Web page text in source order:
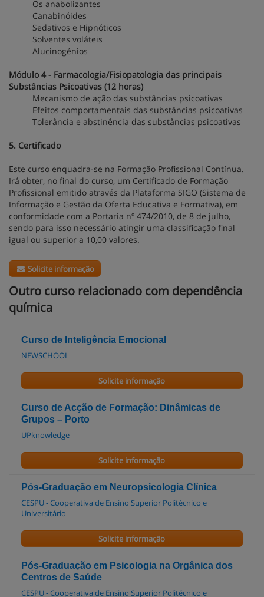
Os anabolizantes
Canabinóides
Sedativos e Hipnóticos
Solventes voláteis
Alucinogénios
Módulo 4 - Farmacologia/Fisiopatologia das principais
Substâncias Psicoativas (12 horas)
Mecanismo de ação das substâncias psicoativas
Efeitos comportamentais das substâncias psicoativas
Tolerância e abstinência das substâncias psicoativas
5. Certificado
Este curso enquadra-se na Formação Profissional Contínua.
Irá obter, no final do curso, um Certificado de Formação
Profissional emitido através da Plataforma SIGO (Sistema de
Informação e Gestão da Oferta Educativa e Formativa), em
conformidade com a Portaria nº 474/2010, de 8 de julho,
sendo para isso necessário atingir uma classificação final
igual ou superior a 10,00 valores.
Solicite informação
Outro curso relacionado com dependência
química
Curso de Inteligência Emocional
NEWSCHOOL
Solicite informação
Curso de Acção de Formação: Dinâmicas de
Grupos – Porto
UPknowledge
Solicite informação
Pós-Graduação em Neuropsicologia Clínica
CESPU - Cooperativa de Ensino Superior Politécnico e
Universitário
Solicite informação
Pós-Graduação em Psicologia na Orgânica dos
Centros de Saúde
CESPU - Cooperativa de Ensino Superior Politécnico e